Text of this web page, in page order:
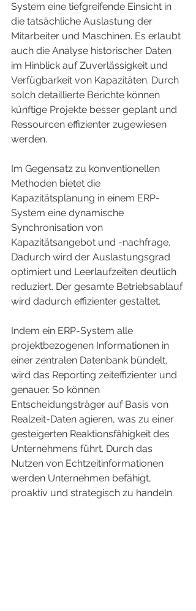
System eine tiefgreifende Einsicht in
die tatsächliche Auslastung der
Mitarbeiter und Maschinen. Es erlaubt
auch die Analyse historischer Daten
im Hinblick auf Zuverlässigkeit und
Verfügbarkeit von Kapazitäten. Durch
solch detaillierte Berichte können
künftige Projekte besser geplant und
Ressourcen effizienter zugewiesen
werden.
Im Gegensatz zu konventionellen
Methoden bietet die
Kapazitätsplanung in einem ERP-
System eine dynamische
Synchronisation von
Kapazitätsangebot und -nachfrage.
Dadurch wird der Auslastungsgrad
optimiert und Leerlaufzeiten deutlich
reduziert. Der gesamte Betriebsablauf
wird dadurch effizienter gestaltet.
Indem ein ERP-System alle
projektbezogenen Informationen in
einer zentralen Datenbank bündelt,
wird das Reporting zeiteffizienter und
genauer. So können
Entscheidungsträger auf Basis von
Realzeit-Daten agieren, was zu einer
gesteigerten Reaktionsfähigkeit des
Unternehmens führt. Durch das
Nutzen von Echtzeitinformationen
werden Unternehmen befähigt,
proaktiv und strategisch zu handeln.